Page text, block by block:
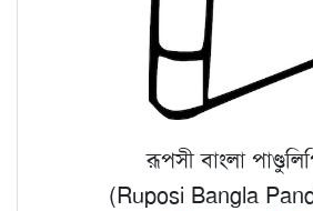
রূপসী বাংলা
(Ruposi Bangla